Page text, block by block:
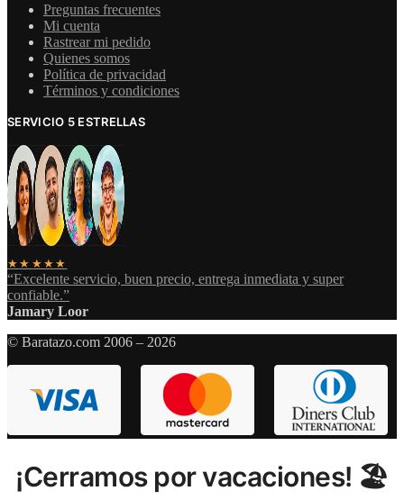
Preguntas frecuentes
Mi cuenta
Rastrear mi pedido
Quienes somos
Política de privacidad
Términos y condiciones
SERVICIO 5 ESTRELLAS
★★★★★
“Excelente servicio, buen precio, entrega inmediata y super
confiable.”
Jamary Loor
© Baratazo.com 2006 – 2026
¡Cerramos por vacaciones! 🏖️